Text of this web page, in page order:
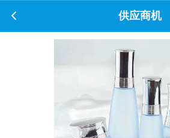
供应商机